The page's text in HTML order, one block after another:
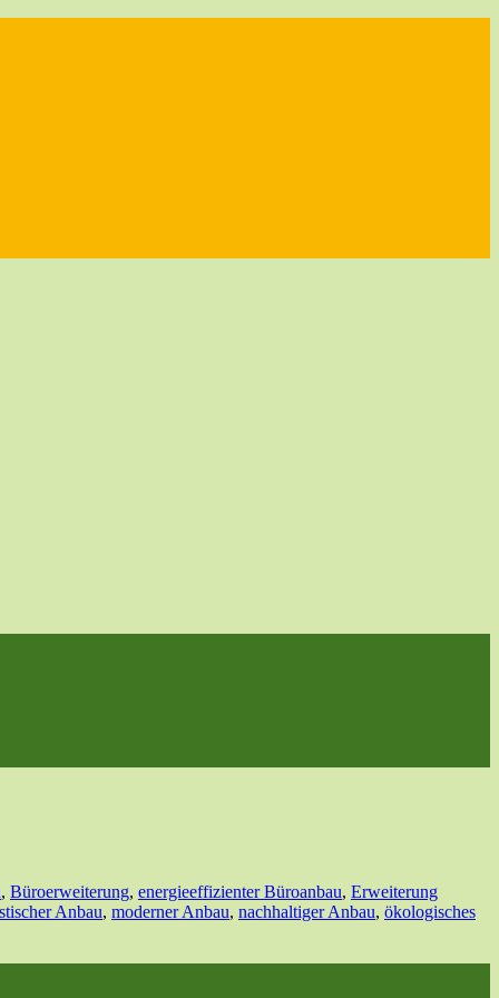
, Büroerweiterung, energieeffizienter Büroanbau, Erweiterung
Anbau, moderner Anbau, nachhaltiger Anbau, ökologisches